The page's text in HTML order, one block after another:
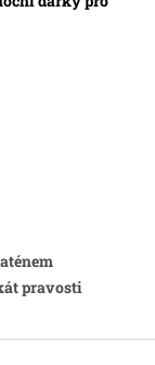
pravosti